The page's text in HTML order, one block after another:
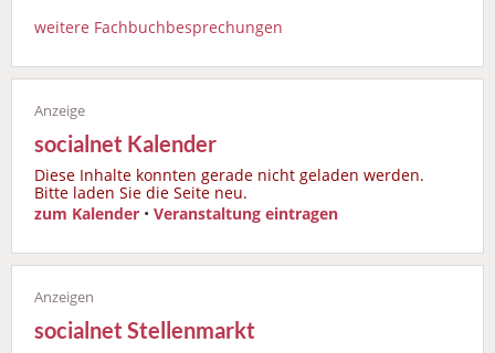
weitere Fachbuchbesprechungen
socialnet Kalender
Diese Inhalte konnten gerade nicht geladen werden.
Bitte laden Sie die Seite neu.
zum Kalender • Veranstaltung eintragen
socialnet Stellenmarkt